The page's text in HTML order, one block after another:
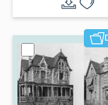
logements, 3
du Capitaine-
Desforges